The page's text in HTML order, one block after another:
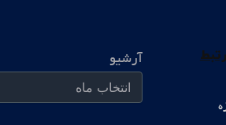
آرشیو
آرشیو